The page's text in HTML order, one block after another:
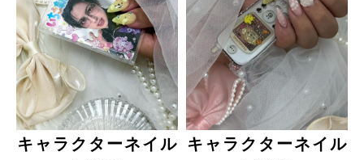
キャラクターネイル キャラクターネイル